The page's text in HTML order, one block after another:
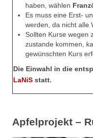
haben, wählen
Es muss eine Erst-
werden, da nicht alle
Sollten Kurse wegen
zustande kommen,
gewünschten Kurs
Die Einwahl in die
LaNiS statt.
Apfelprojekt –